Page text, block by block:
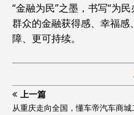
“金融为民”之墨，书写“为
群众的金融获得感、幸福
障、更可持续。
上一篇
从重庆走向全国，懂车帝汽车商